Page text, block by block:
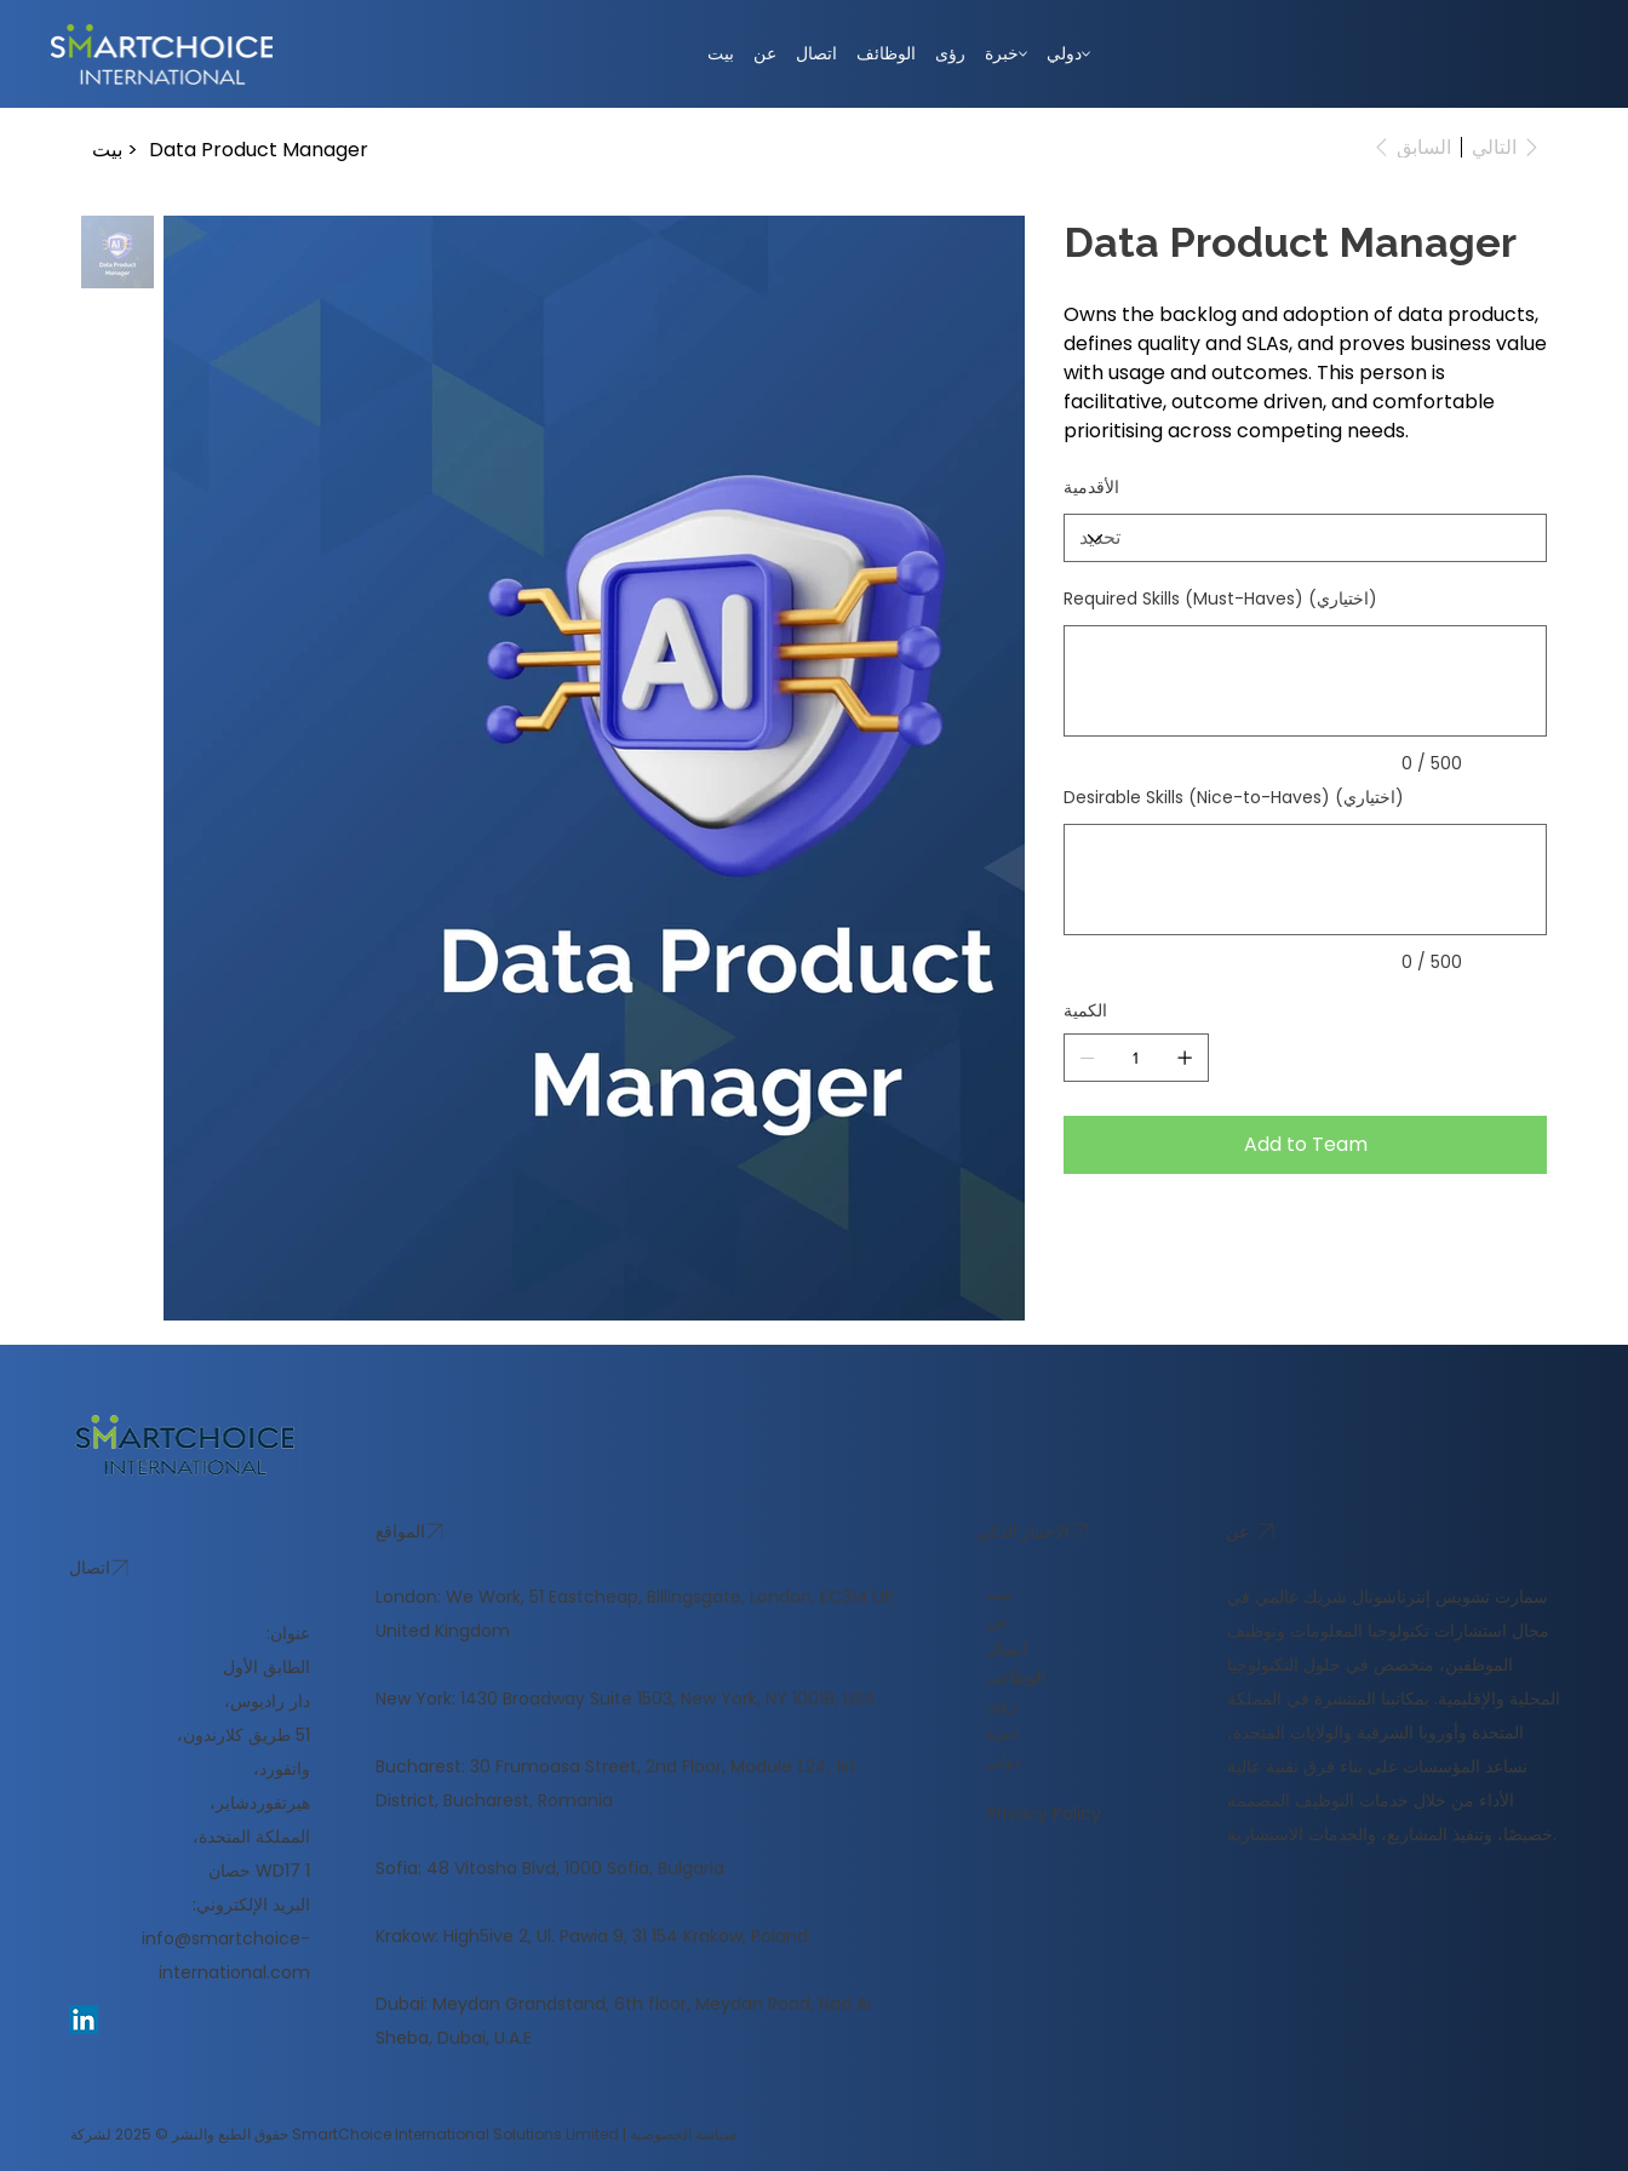
بيت عن اتصال الوظائف رؤى خبرة دولي
بيت > Data Product Manager السابق التالي
Data Product Manager
Owns the backlog and adoption of data products,
defines quality and SLAs, and proves business value
with usage and outcomes. This person is
facilitative, outcome driven, and comfortable
prioritising across competing needs.
الأقدمية
Required Skills (Must-Haves) (اختياري)
0 / 500
Desirable Skills (Nice-to-Haves) (اختياري)
0 / 500
الكمية
Add to Team
اتصال
عنوان:
الطابق الأول
دار راديوس،
51 طريق كلارندون،
واتفورد،
هيرتفوردشاير،
المملكة المتحدة،
WD17 1 حصان
البريد الإلكتروني:
info@smartchoice-
international.com
المواقع
London: We Work, 51 Eastcheap, Billingsgate, London, EC3M 1JP,
United Kingdom
New York: 1430 Broadway Suite 1503, New York, NY 10018, USA
Bucharest: 30 Frumoasa Street, 2nd Floor, Module 1.24, 1st
District, Bucharest, Romania
Sofia: 48 Vitosha Blvd, 1000 Sofia, Bulgaria
Krakow: High5ive 2, Ul. Pawia 9, 31 154 Krakow, Poland
Dubai: Meydan Grandstand, 6th floor, Meydan Road, Nad Al
Sheba, Dubai, U.A.E
الاختيار الذكي
بيت
عن
اتصال
الوظائف
رؤى
خبرة
دولي
Privacy Policy
عن
سمارت تشويس إنترناشونال شريك عالمي في
مجال استشارات تكنولوجيا المعلومات وتوظيف
الموظفين، متخصص في حلول التكنولوجيا
المحلية والإقليمية. بمكاتبنا المنتشرة في المملكة
المتحدة وأوروبا الشرقية والولايات المتحدة،
نساعد المؤسسات على بناء فرق تقنية عالية
الأداء من خلال خدمات التوظيف المصممة
خصيصًا، وتنفيذ المشاريع، والخدمات الاستشارية.
حقوق الطبع والنشر © 2025 لشركة SmartChoice International Solutions Limited | سياسة الخصوصية